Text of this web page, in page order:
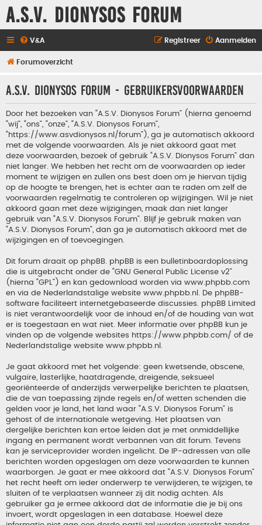
A.S.V. Dionysos Forum
V&A Aanmelden
Registreer
Forumoverzicht
A.S.V. Dionysos Forum - Gebruikersvoorwaarden
Door het bezoeken van “A.S.V. Dionysos Forum” (hierna genoemd
“wij”, “ons”, “onze”, “A.S.V. Dionysos Forum”,
“https://www.asvdionysos.nl/forum”), ga je automatisch akkoord
met de volgende voorwaarden. Als je niet akkoord gaat met
deze voorwaarden, bezoek of gebruik “A.S.V. Dionysos Forum” dan
niet langer. We hebben het recht om de voorwaarden op ieder
moment te wijzigen en zullen ons best doen om je hiervan tijdig
op de hoogte te brengen, het is echter aan te raden om zelf de
voorwaarden regelmatig te controleren op wijzigingen. Wil je niet
akkoord gaan met deze wijzigingen, maak dan niet langer
gebruik van “A.S.V. Dionysos Forum”. Blijf je gebruik maken van
“A.S.V. Dionysos Forum”, dan ga je automatisch akkoord met de
wijzigingen en of toevoegingen.
Dit forum draait op phpBB. phpBB is een bulletinboardoplossing
die is uitgebracht onder de “GNU General Public License v2”
(hierna “GPL”) en kan gedownload worden via www.phpbb.com
en via de Nederlandstalige website www.phpbb.nl . De phpBB-
software faciliteert internetgebaseerde discussies. phpBB Limited
is niet verantwoordelijk voor de inhoud en/of de houding van wat
er is toegestaan en wat niet. Meer informatie over phpBB kun je
vinden op de volgende websites https://www.phpbb.com/ of de
Nederlandstalige website www.phpbb.nl .
Je gaat akkoord met het volgende: geen kwetsende, obscene,
vulgaire, lasterlijke, haatdragende, dreigende, seksueel
georiënteerde of anderzijds verwerpelijke berichten te plaatsen,
die de van toepassing zijnde regels en/of wetten schenden die
gelden voor je land, het land waar “A.S.V. Dionysos Forum” is
gehost of de internationale wetgeving. Het plaatsen van
dergelijke berichten kan ertoe leiden dat je met onmiddellijke
ingang en permanent wordt verbannen van dit forum. Tevens
kan je serviceprovider worden ingelicht. De IP-adressen van alle
berichten worden opgeslagen om deze voorwaarden te kunnen
waarborgen. Je gaat er mee akkoord dat “A.S.V. Dionysos Forum”
het recht heeft om ieder onderwerp te verwijderen, te wijzigen, te
sluiten of te verplaatsen wanneer zij dit nodig achten. Als
gebruiker ga je ermee akkoord dat de informatie die je bij ons
invoert, wordt opgeslagen in een database. Hoewel deze